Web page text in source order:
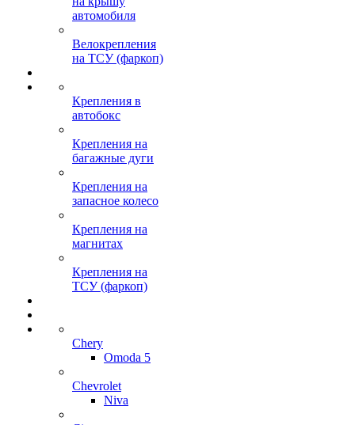
автомобиля
Велокрепления
на ТСУ (фаркоп)
Крепления в
автобокс
Крепления на
багажные дуги
Крепления на
запасное колесо
Крепления на
магнитах
Крепления на
ТСУ (фаркоп)
Chery
Omoda 5
Chevrolet
Niva